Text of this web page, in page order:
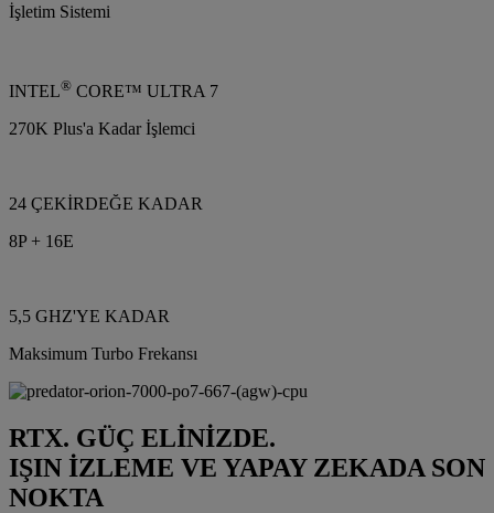
İşletim Sistemi
INTEL® CORE™ ULTRA 7
270K Plus'a Kadar İşlemci
24 ÇEKİRDEĞE KADAR
8P + 16E
5,5 GHZ'YE KADAR
Maksimum Turbo Frekansı
RTX. GÜÇ ELİNİZDE.
IŞIN İZLEME VE YAPAY ZEKADA SON
NOKTA